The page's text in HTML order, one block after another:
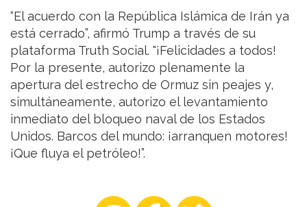
“El acuerdo con la República Islámica de Irán ya
está cerrado”, afirmó Trump a través de su
plataforma Truth Social. "¡Felicidades a todos!
Por la presente, autorizo plenamente la
apertura del estrecho de Ormuz sin peajes y,
simultáneamente, autorizo el levantamiento
inmediato del bloqueo naval de los Estados
Unidos. Barcos del mundo: ¡arranquen motores!
¡Que fluya el petróleo!”.